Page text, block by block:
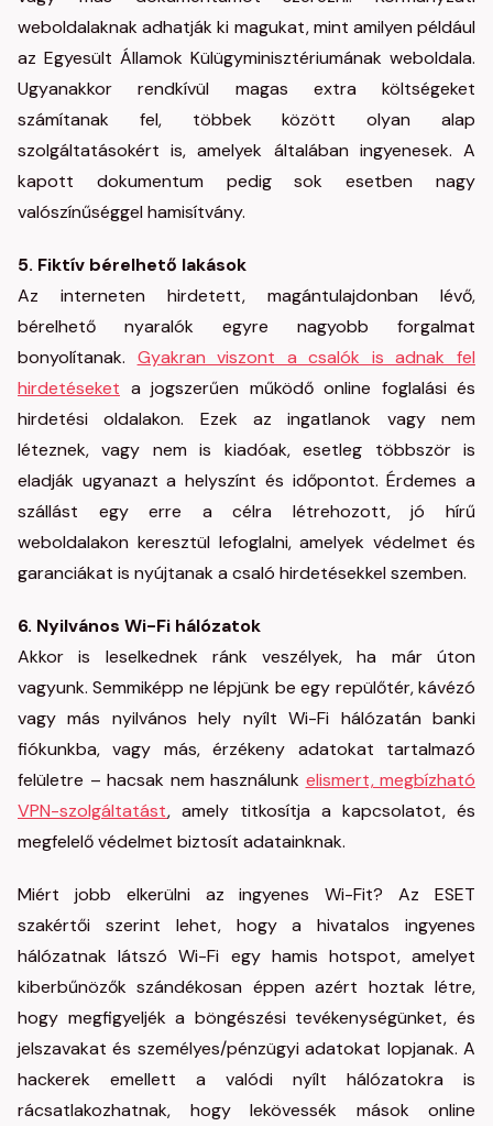
weboldalaknak adhatják ki magukat, mint amilyen például
az Egyesült Államok Külügyminisztériumának weboldala.
Ugyanakkor rendkívül magas extra költségeket
számítanak fel, többek között olyan alap
szolgáltatásokért is, amelyek általában ingyenesek. A
kapott dokumentum pedig sok esetben nagy
valószínűséggel hamisítvány.
5. Fiktív bérelhető lakások
Az interneten hirdetett, magántulajdonban lévő,
bérelhető nyaralók egyre nagyobb forgalmat
bonyolítanak. Gyakran viszont a csalók is adnak fel
hirdetéseket a jogszerűen működő online foglalási és
hirdetési oldalakon. Ezek az ingatlanok vagy nem
léteznek, vagy nem is kiadóak, esetleg többször is
eladják ugyanazt a helyszínt és időpontot. Érdemes a
szállást egy erre a célra létrehozott, jó hírű
weboldalakon keresztül lefoglalni, amelyek védelmet és
garanciákat is nyújtanak a csaló hirdetésekkel szemben.
6. Nyilvános Wi-Fi hálózatok
Akkor is leselkednek ránk veszélyek, ha már úton
vagyunk. Semmiképp ne lépjünk be egy repülőtér, kávézó
vagy más nyilvános hely nyílt Wi-Fi hálózatán banki
fiókunkba, vagy más, érzékeny adatokat tartalmazó
felületre – hacsak nem használunk elismert, megbízható
VPN-szolgáltatást, amely titkosítja a kapcsolatot, és
megfelelő védelmet biztosít adatainknak.
Miért jobb elkerülni az ingyenes Wi-Fit? Az ESET
szakértői szerint lehet, hogy a hivatalos ingyenes
hálózatnak látszó Wi-Fi egy hamis hotspot, amelyet
kiberbűnözők szándékosan éppen azért hoztak létre,
hogy megfigyeljék a böngészési tevékenységünket, és
jelszavakat és személyes/pénzügyi adatokat lopjanak. A
hackerek emellett a valódi nyílt hálózatokra is
rácsatlakozhatnak, hogy lekövessék mások online